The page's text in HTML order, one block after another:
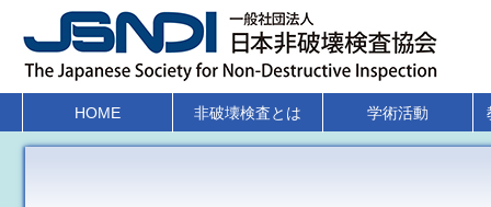
HOME 非破壊検査とは 学術活動